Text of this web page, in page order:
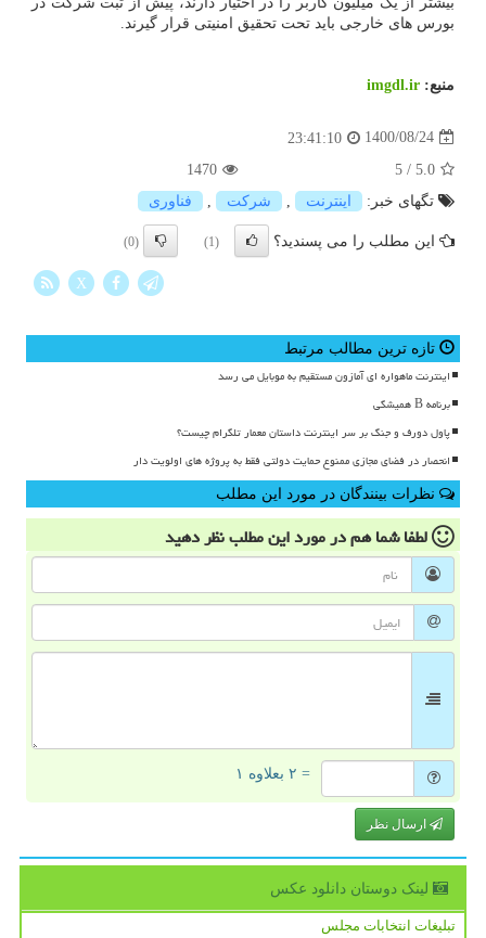
بورس های خارجی باید تحت تحقیق امنیتی قرار گیرند.
منبع: imgdl.ir
1400/08/24
23:41:10
5.0
/
5
1470
تگهای خبر:
اینترنت , شركت , فناوری
این مطلب را می پسندید؟ (1)
(0)
X
تازه ترین مطالب مرتبط
اینترنت ماهواره ای آمازون مستقیم به موبایل می رسد
برنامه B همیشگی
پاول دورف و جنگ بر سر اینترنت داستان معمار تلگرام چیست؟
انحصار در فضای مجازی ممنوع حمایت دولتی فقط به پروژه های اولویت دار
نظرات بینندگان در مورد این مطلب
لطفا شما همدر مورد این مطلبنظر دهید
= ۲ بعلاوه ۱
ارسال نظر
لینک دوستان دانلود عكس
تبلیغات انتخابات مجلس